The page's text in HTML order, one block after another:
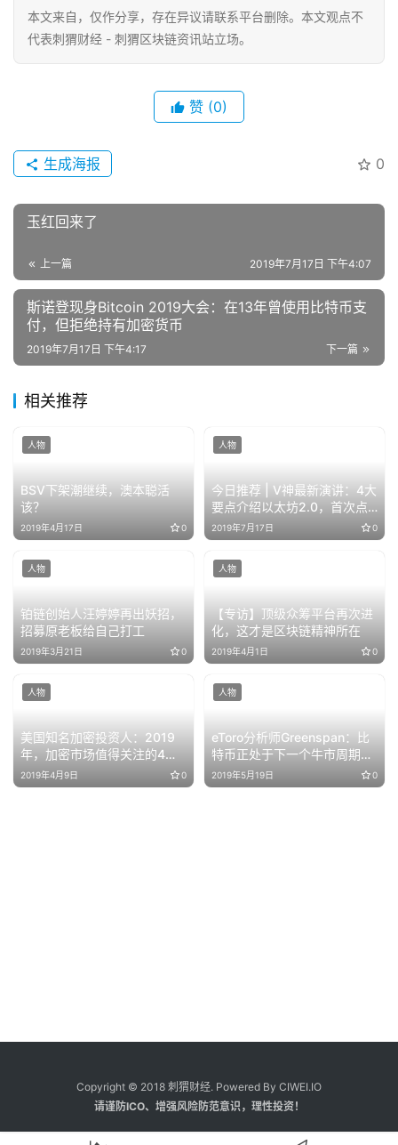
本文来自 ，仅作分享，存在异议请联系平台删除。本文观点不
代表刺猬财经 - 刺猬区块链资讯站立场。
赞 (0)
0
生成海报
玉红回来了
上一篇 2019年7月17日 下午4:07
斯诺登现身Bitcoin 2019大会：在13年曾使用比特币支
付，但拒绝持有加密货币
下一篇
2019年7月17日 下午4:17
相关推荐
BSV下架潮继续，澳本聪活
该？
2019年4月17日 0
人物
今日推荐 | V神最新演讲：4大
要点介绍以太坊2.0，首次点
评Facebook Libra（全文）
2019年7月17日 0
人物
铂链创始人汪婷婷再出妖招，
招募原老板给自己打工
2019年3月21日 0
人物
【专访】顶级众筹平台再次进
化，这才是区块链精神所在
2019年4月1日 0
人物
美国知名加密投资人：2019
年，加密市场值得关注的4大
方向
2019年4月9日 0
人物
eToro分析师Greenspan：比
特币正处于下一个牛市周期的
开始
2019年5月19日 0
人物
Copyright © 2018 刺猬财经. Powered By CIWEI.IO
请谨防ICO、增强风险防范意识，理性投资！